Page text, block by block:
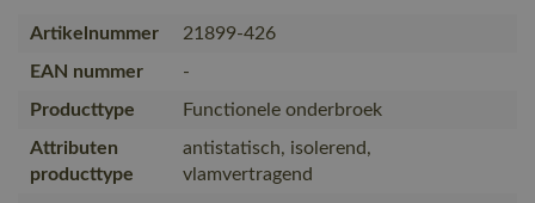
Artikelnummer
21899-426
EAN nummer
-
Producttype
Functionele onderbroek
Attributen
producttype
antistatisch, isolerend,
vlamvertragend